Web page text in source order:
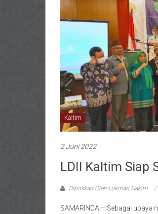
Kaltim
2 Juni 2022
LDII Kaltim Siap
Diposkan Oleh:Lukman Hakim
SAMARINDA – Sebagai